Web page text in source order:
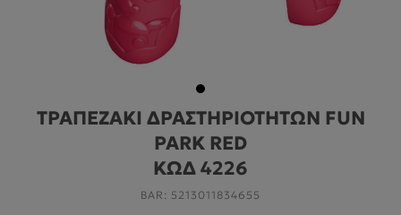
ΓΙΑ ΤΟ ΔΩΜΆΤΙΟ
ΓΙΑ ΤΟ ΠΑΙΧΝΊΔΙ
B2BΤΡΑΠΕΖΑΚΙ ΔΡΑΣΤΗΡΙΟΤΗΤΩΝ FUN
PARK RED
ΚΩΔ 4226
BAR: 5213011834655